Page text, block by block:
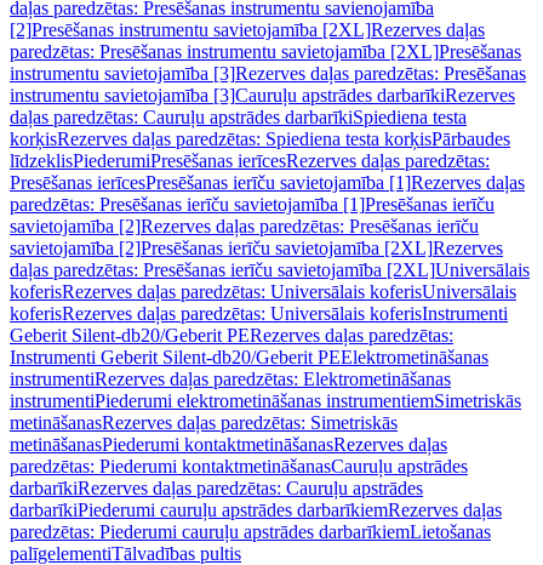
daļas paredzētas: Presēšanas instrumentu savienojamība
[2]Presēšanas instrumentu savietojamība [2XL]Rezerves daļas
paredzētas: Presēšanas instrumentu savietojamība [2XL]Presēšanas
instrumentu savietojamība [3]Rezerves daļas paredzētas: Presēšanas
instrumentu savietojamība [3]Cauruļu apstrādes darbarīkiRezerves
daļas paredzētas: Cauruļu apstrādes darbarīkiSpiediena testa
korķisRezerves daļas paredzētas: Spiediena testa korķisPārbaudes
līdzeklisPiederumiPresēšanas ierīcesRezerves daļas paredzētas:
Presēšanas ierīcesPresēšanas ierīču savietojamība [1]Rezerves daļas
paredzētas: Presēšanas ierīču savietojamība [1]Presēšanas ierīču
savietojamība [2]Rezerves daļas paredzētas: Presēšanas ierīču
savietojamība [2]Presēšanas ierīču savietojamība [2XL]Rezerves
daļas paredzētas: Presēšanas ierīču savietojamība [2XL]Universālais
koferisRezerves daļas paredzētas: Universālais koferisUniversālais
koferisRezerves daļas paredzētas: Universālais koferisInstrumenti
Geberit Silent-db20/Geberit PERezerves daļas paredzētas:
Instrumenti Geberit Silent-db20/Geberit PEElektrometināšanas
instrumentiRezerves daļas paredzētas: Elektrometināšanas
instrumentiPiederumi elektrometināšanas instrumentiemSimetriskās
metināšanasRezerves daļas paredzētas: Simetriskās
metināšanasPiederumi kontaktmetināšanasRezerves daļas
paredzētas: Piederumi kontaktmetināšanasCauruļu apstrādes
darbarīkiRezerves daļas paredzētas: Cauruļu apstrādes
darbarīkiPiederumi cauruļu apstrādes darbarīkiemRezerves daļas
paredzētas: Piederumi cauruļu apstrādes darbarīkiemLietošanas
palīgelementiTālvadības pultis